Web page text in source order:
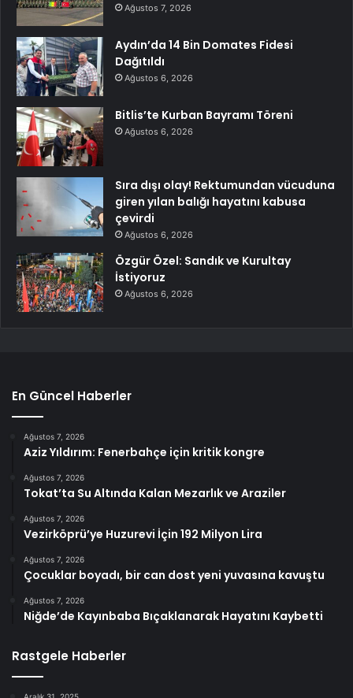
Ağustos 7, 2026
Aydın’da 14 Bin Domates Fidesi
Dağıtıldı
Ağustos 6, 2026
Bitlis’te Kurban Bayramı Töreni
Ağustos 6, 2026
Sıra dışı olay! Rektumundan vücuduna
giren yılan balığı hayatını kabusa
çevirdi
Ağustos 6, 2026
Özgür Özel: Sandık ve Kurultay
İstiyoruz
Ağustos 6, 2026
En Güncel Haberler
Ağustos 7, 2026
Aziz Yıldırım: Fenerbahçe için kritik kongre
Ağustos 7, 2026
Tokat’ta Su Altında Kalan Mezarlık ve Araziler
Ağustos 7, 2026
Vezirköprü’ye Huzurevi İçin 192 Milyon Lira
Ağustos 7, 2026
Çocuklar boyadı, bir can dost yeni yuvasına kavuştu
Ağustos 7, 2026
Niğde’de Kayınbaba Bıçaklanarak Hayatını Kaybetti
Rastgele Haberler